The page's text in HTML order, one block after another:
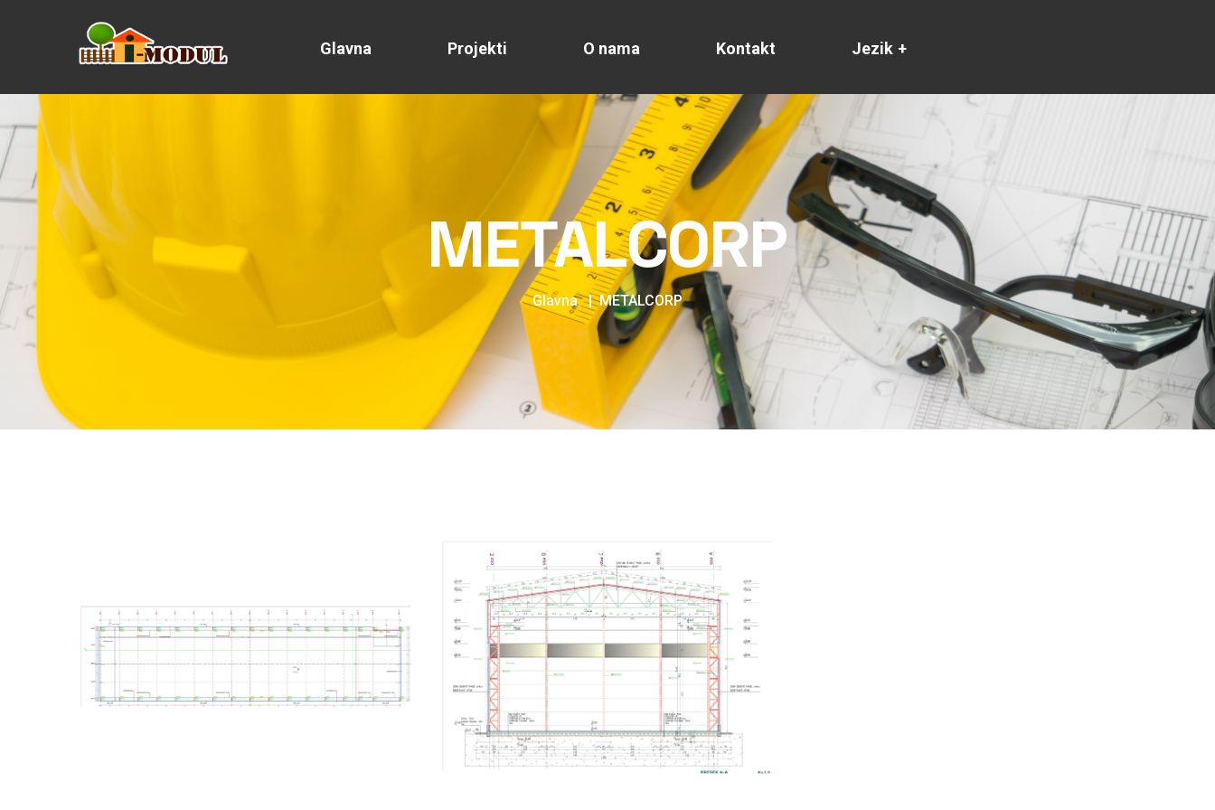
Glavna Projekti O nama Kontakt Jezik
METALCORP
Glavna METALCORP